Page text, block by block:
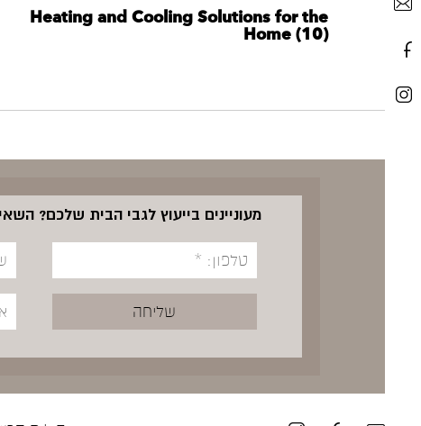
Heating and Cooling Solutions for the
Home (10)
מעוניינים בייעוץ לגבי הבית שלכם?